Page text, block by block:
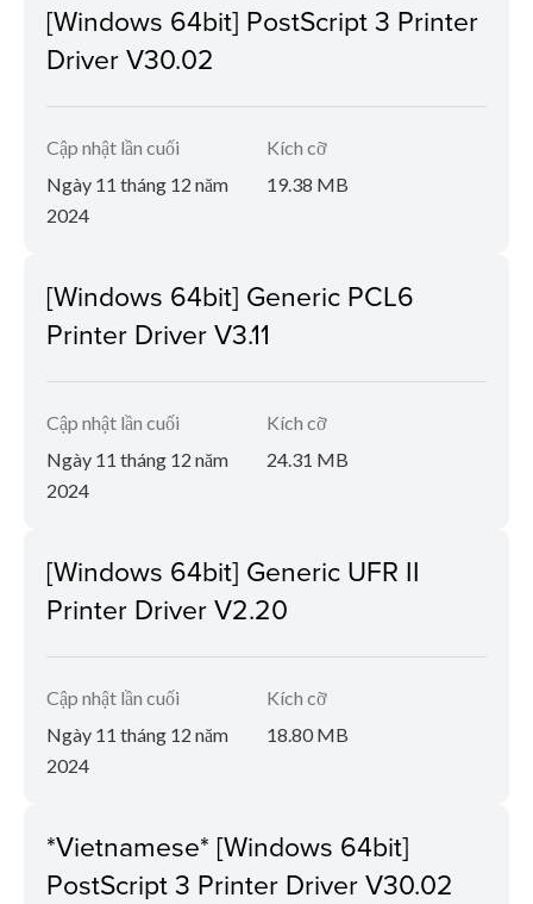
[Windows 64bit] PostScript 3 Printer
Driver V30.02
Cập nhật lần cuối
Ngày 11 tháng 12 năm
2024
Kích cỡ
19.38 MB
[Windows 64bit] Generic PCL6
Printer Driver V3.11
Cập nhật lần cuối
Ngày 11 tháng 12 năm
2024
Kích cỡ
24.31 MB
[Windows 64bit] Generic UFR II
Printer Driver V2.20
Cập nhật lần cuối
Ngày 11 tháng 12 năm
2024
Kích cỡ
18.80 MB
*Vietnamese* [Windows 64bit]
PostScript 3 Printer Driver V30.02